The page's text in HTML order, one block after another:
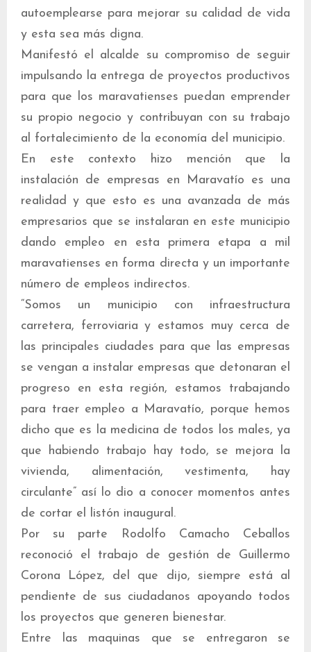
autoemplearse para mejorar su calidad de vida
y esta sea más digna.
Manifestó el alcalde su compromiso de seguir
impulsando la entrega de proyectos productivos
para que los maravatienses puedan emprender
su propio negocio y contribuyan con su trabajo
al fortalecimiento de la economía del municipio.
En este contexto hizo mención que la
instalación de empresas en Maravatío es una
realidad y que esto es una avanzada de más
empresarios que se instalaran en este municipio
dando empleo en esta primera etapa a mil
maravatienses en forma directa y un importante
número de empleos indirectos.
“Somos un municipio con infraestructura
carretera, ferroviaria y estamos muy cerca de
las principales ciudades para que las empresas
se vengan a instalar empresas que detonaran el
progreso en esta región, estamos trabajando
para traer empleo a Maravatío, porque hemos
dicho que es la medicina de todos los males, ya
que habiendo trabajo hay todo, se mejora la
vivienda, alimentación, vestimenta, hay
circulante” así lo dio a conocer momentos antes
de cortar el listón inaugural.
Por su parte Rodolfo Camacho Ceballos
reconoció el trabajo de gestión de Guillermo
Corona López, del que dijo, siempre está al
pendiente de sus ciudadanos apoyando todos
los proyectos que generen bienestar.
Entre las maquinas que se entregaron se